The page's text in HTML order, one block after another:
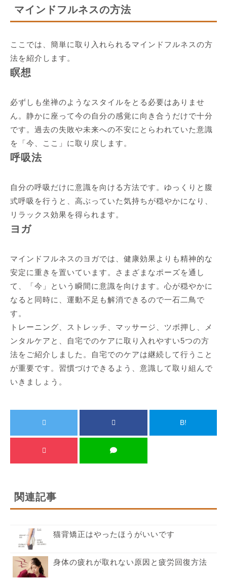
マインドフルネスの方法
ここでは、簡単に取り入れられるマインドフルネスの方
法を紹介します。
瞑想
必ずしも坐禅のようなスタイルをとる必要はありませ
ん。静かに座って今の自分の感覚に向き合うだけで十分
です。過去の失敗や未来への不安にとらわれていた意識
を「今、ここ」に取り戻します。
呼吸法
自分の呼吸だけに意識を向ける方法です。ゆっくりと腹
式呼吸を行うと、高ぶっていた気持ちが穏やかになり、
リラックス効果を得られます。
ヨガ
マインドフルネスのヨガでは、健康効果よりも精神的な
安定に重きを置いています。さまざまなポーズを通し
て、「今」という瞬間に意識を向けます。心が穏やかに
なると同時に、運動不足も解消できるので一石二鳥で
す。
トレーニング、ストレッチ、マッサージ、ツボ押し、メ
ンタルケアと、自宅でのケアに取り入れやすい5つの方
法をご紹介しました。自宅でのケアは継続して行うこと
が重要です。習慣づけできるよう、意識して取り組んで
いきましょう。
B!
関連記事
猫背矯正はやったほうがいいです
身体の疲れが取れない原因と疲労回復方法